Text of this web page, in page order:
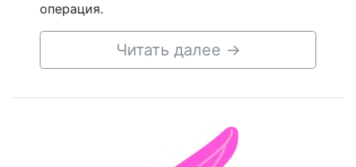
операция.
Читать далее →